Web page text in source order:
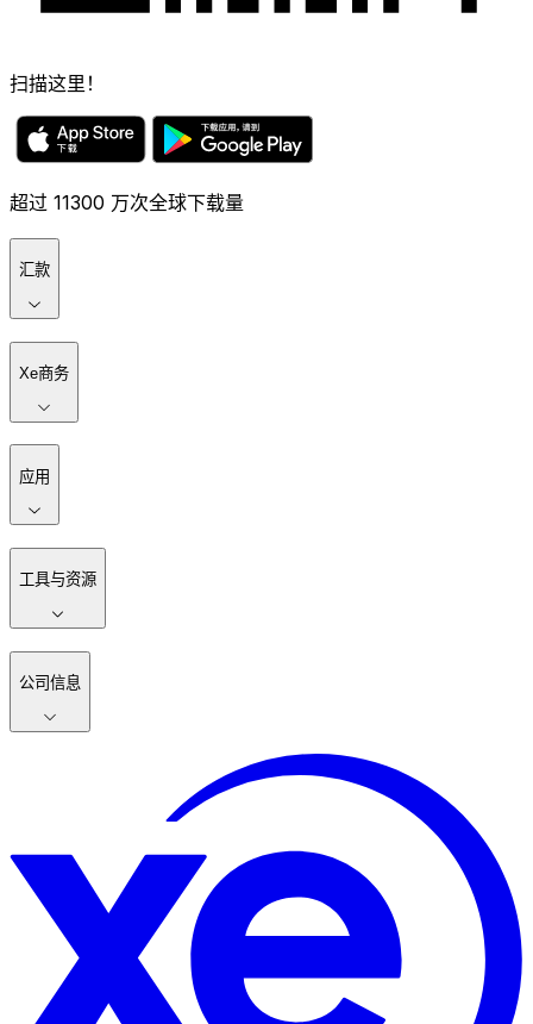
扫描这里！
超过 11300 万次全球下载量
汇款
Xe商务
应用
工具与资源
公司信息